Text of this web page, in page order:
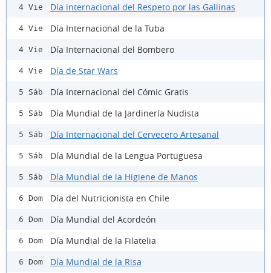
4 Vie Día internacional del Respeto por las Gallinas
4 Vie Día Internacional de la Tuba
4 Vie Día Internacional del Bombero
4 Vie Día de Star Wars
5 Sáb Día Internacional del Cómic Gratis
5 Sáb Día Mundial de la Jardinería Nudista
5 Sáb Día Internacional del Cervecero Artesanal
5 Sáb Día Mundial de la Lengua Portuguesa
5 Sáb Día Mundial de la Higiene de Manos
6 Dom Día del Nutricionista en Chile
6 Dom Día Mundial del Acordeón
6 Dom Día Mundial de la Filatelia
6 Dom Día Mundial de la Risa